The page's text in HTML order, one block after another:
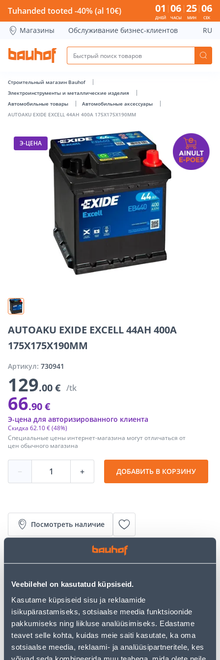
Veebilehel on kasutatud küpsiseid.
Kasutame küpsiseid sisu ja reklaamide
isikupärastamiseks, sotsiaalse meedia funktsioonide
pakkumiseks ning liikluse analüüsimiseks. Edastame
teavet selle kohta, kuidas meie saiti kasutate, ka oma
sotsiaalse meedia, reklaami- ja analüüsipartneritele, kes
AUTOAKU EXIDE EXCELL 44AH 400A 175X175X190MM -
Tuhanded tooted -40% (al 10€) 01
ДНЕЙ
06
ЧАСЫ
25
МИН
05
СЕК
Магазины Обслуживание бизнес-клиентов RU
Строительный магазин Bauhof
Электроинструменты и металлические изделия
Автомобильные товары
Автомобильные аксессуары
AUTOAKU EXIDE EXCELL 44AH 400A 175X175X190MM
Э-ЦЕНА
AUTOAKU EXIDE EXCELL 44AH 400A
175X175X190MM
Артикул: 730941
129.00 € /tk
66.90 €
Специальные цены интернет-магазина могут отличаться от
цен обычного магазина
Скидка 62.10 €(48%)
Э-цена для авторизированного клиента
− + ДОБАВИТЬ В КОРЗИНУ
Посмотреть наличие
• Autoaku mahutavus on 44 Ah, stardivoolu võimsus
400 A.
• 14-päevane tagastusõigus.
• HANKIJA LAOST TELLITAV TOODE
Калькулятор рассрочки
Депозит Платежи